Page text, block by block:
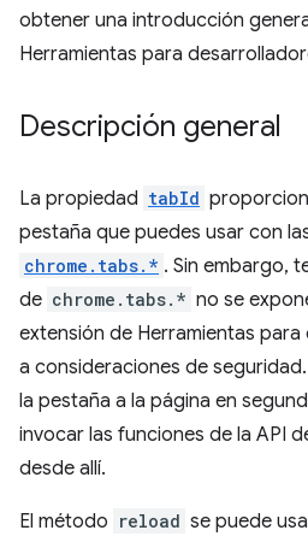
obtener una introducción
Herramientas para
Descripción general
La propiedad tabId
pestaña que puedes usar con
chrome.tabs.* . Sin embargo,
de chrome.tabs.* no se
extensión de Herramientas
a consideraciones de
la pestaña a la página en
invocar las funciones de la API
desde allí.
El método reload se puede